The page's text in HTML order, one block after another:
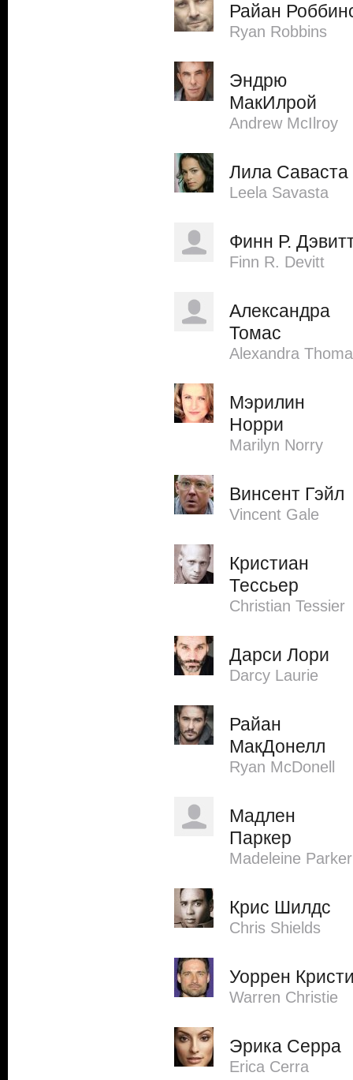
Райан
Ryan Robbins
Эндрю
МакИлрой
Andrew McIlroy
Лила Саваста
Leela Savasta
Финн Р.
Finn R. Devitt
Александра
Томас
Alexandra
Мэрилин
Норри
Marilyn Norry
Винсент Гэйл
Vincent Gale
Кристиан
Тессьер
Christian Tessier
Дарси Лори
Darcy Laurie
Райан
МакДонелл
Ryan McDonell
Мадлен
Паркер
Madeleine Parker
Крис Шилдс
Chris Shields
Уоррен
Warren Christie
Эрика Серра
Erica Cerra